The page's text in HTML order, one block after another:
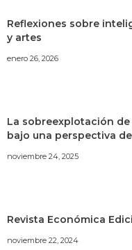
Reflexiones sobre
y artes
enero 26, 2026
La sobreexplotación
bajo una perspectiva
noviembre 24, 2025
Revista Económica
noviembre 22, 2024